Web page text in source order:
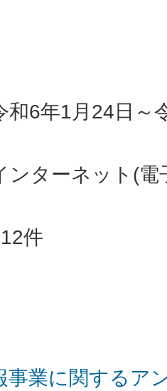
6年1月24日～
ンターネット(電
件
事業に関するア